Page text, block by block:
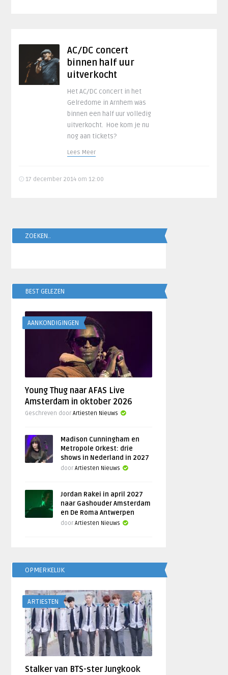
AC/DC concert
binnen half uur
uitverkocht
Het AC/DC concert in het
Gelredome in Arnhem was
binnen een half uur volledig
uitverkocht. Hoe kom je nu
nog aan tickets?
Lees Meer
17 december 2014 om 12:00
ZOEKEN..
BEST GELEZEN
AANKONDIGINGEN
Young Thug naar AFAS Live
Amsterdam in oktober 2026
Geschreven doorArtiesten Nieuws
Madison Cunningham en
Metropole Orkest: drie
shows in Nederland in 2027
doorArtiesten Nieuws
Jordan Rakei in april 2027
naar Gashouder Amsterdam
en De Roma Antwerpen
doorArtiesten Nieuws
OPMERKELIJK
ARTIESTEN
Stalker van BTS-ster Jungkook